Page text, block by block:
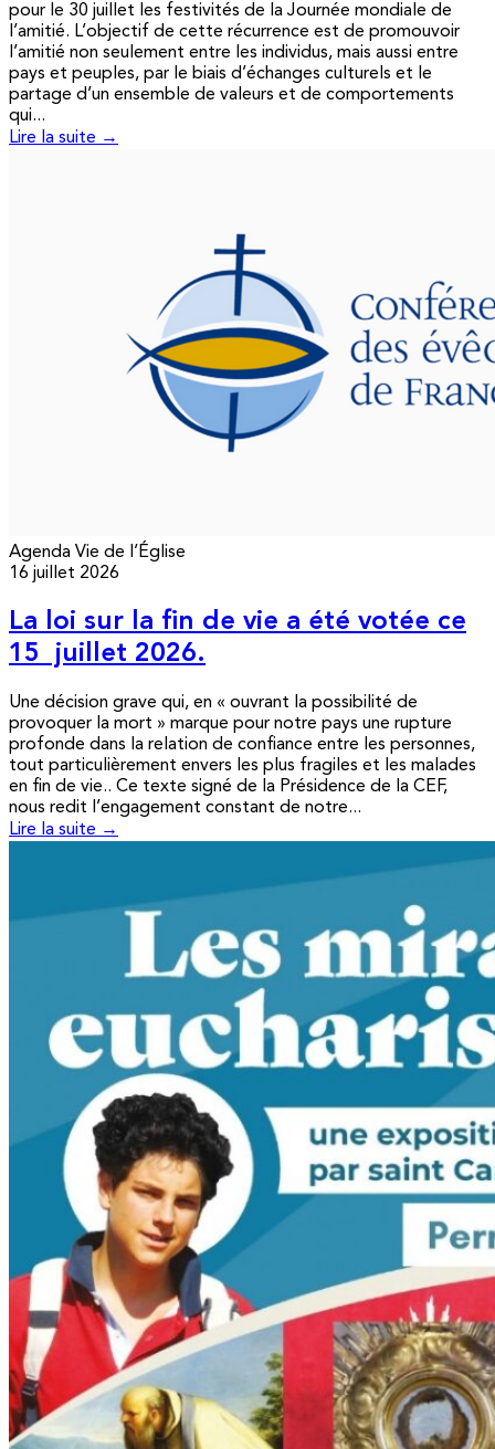
pour le 30 juillet les festivités de la Journée mondiale de
l’amitié. L’objectif de cette récurrence est de promouvoir
l’amitié non seulement entre les individus, mais aussi entre
pays et peuples, par le biais d’échanges culturels et le
partage d’un ensemble de valeurs et de comportements
qui...
Lire la suite →
Agenda Vie de l’Église
16 juillet 2026
La loi sur la fin de vie a été votée ce
15 juillet 2026.
Une décision grave qui, en « ouvrant la possibilité de
provoquer la mort » marque pour notre pays une rupture
profonde dans la relation de confiance entre les personnes,
tout particulièrement envers les plus fragiles et les malades
en fin de vie.. Ce texte signé de la Présidence de la CEF,
nous redit l’engagement constant de notre...
Lire la suite →